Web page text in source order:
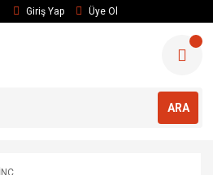
Giriş Yap Üye Ol
ARA